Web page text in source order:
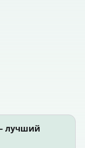
лучший